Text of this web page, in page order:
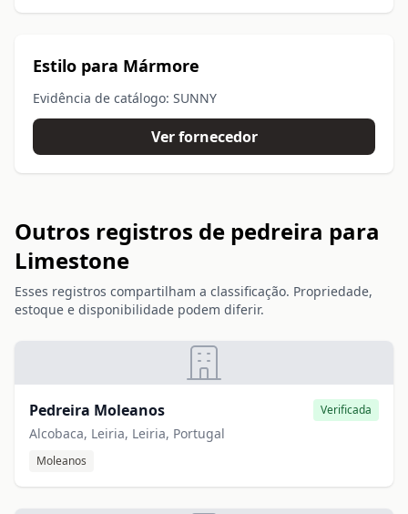
Estilo para Mármore
Evidência de catálogo: SUNNY
Ver fornecedor
Outros registros de pedreira para
Limestone
Esses registros compartilham a classificação. Propriedade,
estoque e disponibilidade podem diferir.
Pedreira Moleanos Verificada
Alcobaca, Leiria, Leiria, Portugal
Moleanos